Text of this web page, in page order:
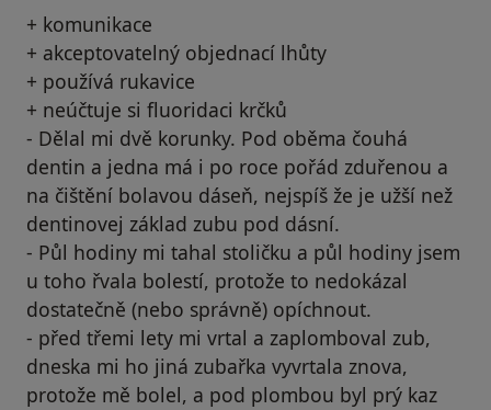
+ komunikace
+ akceptovatelný objednací lhůty
+ používá rukavice
+ neúčtuje si fluoridaci krčků
- Dělal mi dvě korunky. Pod oběma čouhá
dentin a jedna má i po roce pořád zduřenou a
na čištění bolavou dáseň, nejspíš že je užší než
dentinovej základ zubu pod dásní.
- Půl hodiny mi tahal stoličku a půl hodiny jsem
u toho řvala bolestí, protože to nedokázal
dostatečně (nebo správně) opíchnout.
- před třemi lety mi vrtal a zaplomboval zub,
dneska mi ho jiná zubařka vyvrtala znova,
protože mě bolel, a pod plombou byl prý kaz